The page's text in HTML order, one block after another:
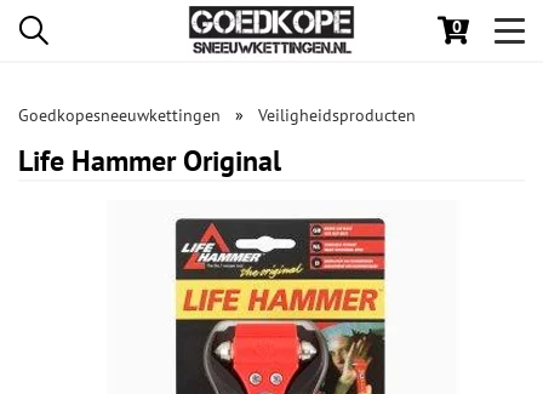
0
Goedkopesneeuwkettingen Veiligheidsproducten
Life Hammer Original